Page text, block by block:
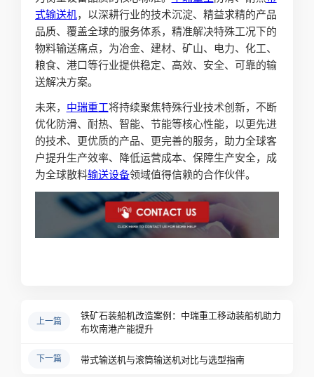
式输送机，以深耕行业的技术沉淀、精益求精的产品
品质、覆盖全球的服务体系，精准解决特殊工况下的
物料输送痛点，为冶金、建材、矿山、电力、化工、
粮食、港口等行业提供稳定、高效、安全、可靠的输
送解决方案。
未来， 中瑞重工将持续聚焦特殊行业技术创新，不断
优化防滑、耐热、智能、节能等核心性能，以更先进
的技术、更优质的产品、更完善的服务，助力全球客
户提升生产效率、降低运营成本、保障生产安全，成
为全球散料输送设备领域值得信赖的合作伙伴。
上一篇
铁矿石装船机改造案例：中瑞重工移动装船机助力
布坎南港产能提升
下一篇 带式输送机与滚筒输送机对比与选型指南